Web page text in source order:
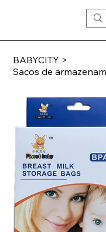
BABYCITY >
Sacos de